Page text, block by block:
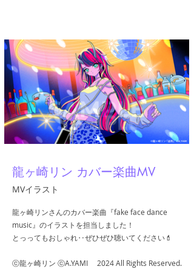
龍ヶ崎リン カバー楽曲MV
MVイラスト
龍ヶ崎リンさんのカバー楽曲『fake face dance
music』のイラストを担当しました！
とっってもおしゃれ‥ぜひぜひ聴いてください💄
ⓒ龍ヶ崎リン ⓒA.YAMI 2024 All Rights Reserved.